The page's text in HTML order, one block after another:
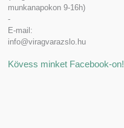
munkanapokon 9-16h)
-
E-mail:
info@viragvarazslo.hu
Kövess minket Facebook-on!